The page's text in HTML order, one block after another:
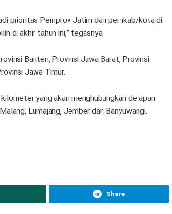
prioritas Pemprov Jatim dan pemkab/kota di
di akhir tahun ini,” tegasnya.
Banten, Provinsi Jawa Barat, Provinsi
Jawa Timur.
yang akan menghubungkan delapan
Lumajang, Jember dan Banyuwangi.
Share